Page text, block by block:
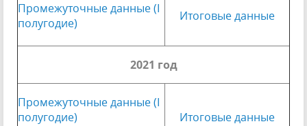
Промежуточные данные (I
полугодие)
Итоговые данные
2021 год
Промежуточные данные (I
полугодие)
Итоговые данные